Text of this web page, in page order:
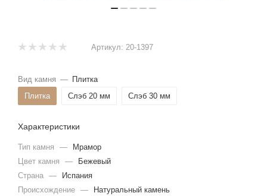
Артикул: 20-1397
Вид камня — Плитка
Плитка
Слэб 20 мм Слэб 30 мм
Характеристики
Тип камня —
Мрамор
Цвет камня
—
Бежевый
Страна —
Испания
Происхождение —
Натуральный камень